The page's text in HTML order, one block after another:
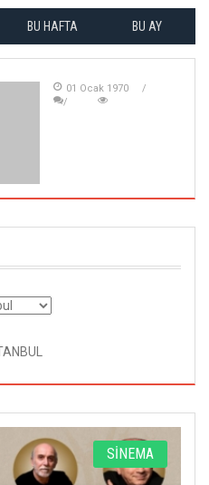
BU HAFTA BU AY
01 Ocak 1970
SİNEMA